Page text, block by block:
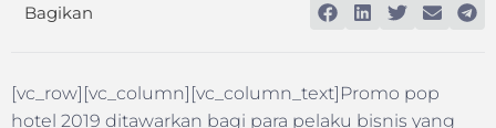
Bagikan
[vc_row][vc_column][vc_column_text]Promo pop
hotel 2019 ditawarkan bagi para pelaku bisnis yang